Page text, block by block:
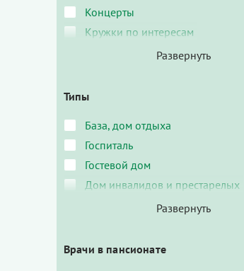
Концерты
Кружки по интересам
Типы
База, дом отдыха
Госпиталь
Гостевой дом
Дом инвалидов и престарелых
Врачи в пансионате